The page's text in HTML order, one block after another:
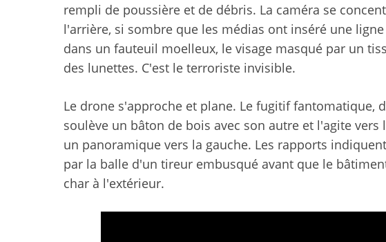
rempli de poussière et de débris. La caméra se
l'arrière, si sombre que les médias ont inséré une
dans un fauteuil moelleux, le visage masqué par un
des lunettes. C'est le terroriste invisible.
Le drone s'approche et plane. Le fugitif fantomatique,
soulève un bâton de bois avec son autre et l'agite
un panoramique vers la gauche. Les rapports
par la balle d'un tireur embusqué avant que le
char à l'extérieur.